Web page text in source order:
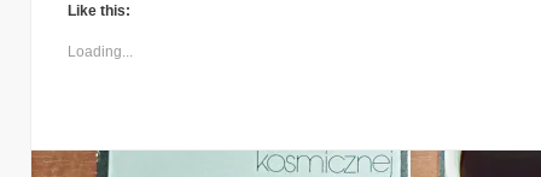
Like this:
Loading...